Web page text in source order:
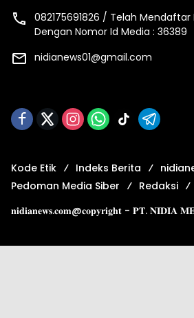
082175691826 / Telah Mendaftar
Dengan Nomor Id Media : 36389
nidianews01@gmail.com
Kode Etik Indeks Berita
Pedoman Media Siber
Redaksi
𝐧𝐢𝐝𝐢𝐚𝐧𝐞𝐰𝐬.𝐜𝐨𝐦@𝐜𝐨𝐩𝐲𝐫𝐢𝐠𝐡𝐭 - 𝐏𝐓.